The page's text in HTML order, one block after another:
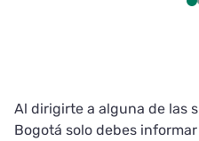
Al dirigirte a alguna de las
Bogotá solo debes